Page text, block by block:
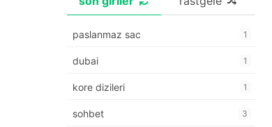
paslanmaz sac 1
dubai 1
kore dizileri 1
sohbet 3